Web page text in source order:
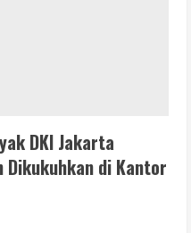
DKI Jakarta
di Kantor